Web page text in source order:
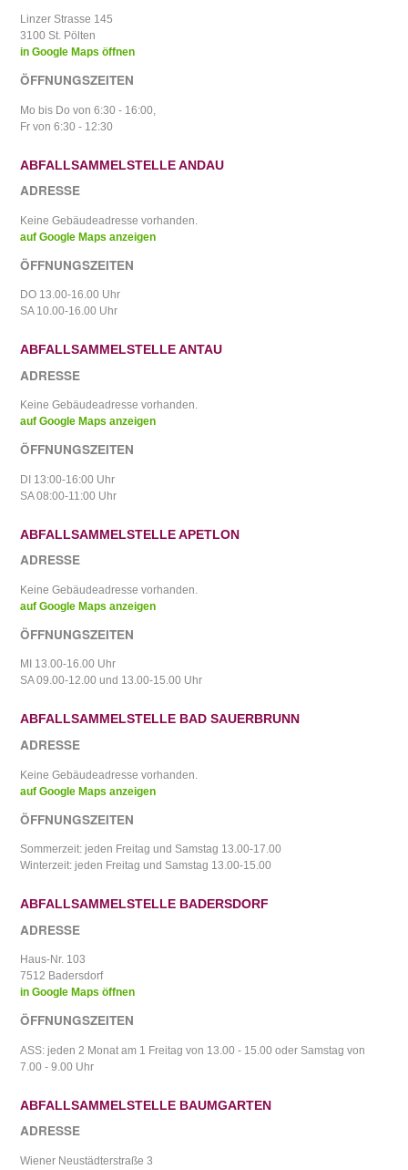
Linzer Strasse 145
3100 St. Pölten
in Google Maps öffnen
ÖFFNUNGSZEITEN
Mo bis Do von 6:30 - 16:00,
Fr von 6:30 - 12:30
ABFALLSAMMELSTELLE ANDAU
ADRESSE
Keine Gebäudeadresse vorhanden.
auf Google Maps anzeigen
ÖFFNUNGSZEITEN
DO 13.00-16.00 Uhr
SA 10.00-16.00 Uhr
ABFALLSAMMELSTELLE ANTAU
ADRESSE
Keine Gebäudeadresse vorhanden.
auf Google Maps anzeigen
ÖFFNUNGSZEITEN
DI 13:00-16:00 Uhr
SA 08:00-11:00 Uhr
ABFALLSAMMELSTELLE APETLON
ADRESSE
Keine Gebäudeadresse vorhanden.
auf Google Maps anzeigen
ÖFFNUNGSZEITEN
MI 13.00-16.00 Uhr
SA 09.00-12.00 und 13.00-15.00 Uhr
ABFALLSAMMELSTELLE BAD SAUERBRUNN
ADRESSE
Keine Gebäudeadresse vorhanden.
auf Google Maps anzeigen
ÖFFNUNGSZEITEN
Sommerzeit: jeden Freitag und Samstag 13.00-17.00
Winterzeit: jeden Freitag und Samstag 13.00-15.00
ABFALLSAMMELSTELLE BADERSDORF
ADRESSE
Haus-Nr. 103
7512 Badersdorf
in Google Maps öffnen
ÖFFNUNGSZEITEN
ASS: jeden 2 Monat am 1 Freitag von 13.00 - 15.00 oder Samstag von
7.00 - 9.00 Uhr
ABFALLSAMMELSTELLE BAUMGARTEN
ADRESSE
Wiener Neustädterstraße 3